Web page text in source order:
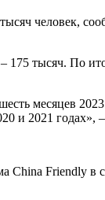
тысяч человек,
175 тысяч. По
месяцев
и 2021
China Friendly в